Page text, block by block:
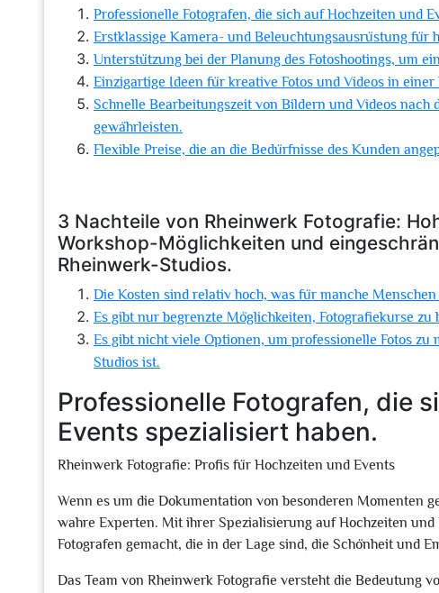
Professionelle Fotografen, die sich auf Hochzeiten und
Erstklassige Kamera- und Beleuchtungsausrüstung für
Unterstützung bei der Planung des Fotoshootings, um
Einzigartige Ideen für kreative Fotos und Videos in
Schnelle Bearbeitungszeit von Bildern und Videos nach
gewährleisten.
Flexible Preise, die an die Bedürfnisse des Kunden
3 Nachteile von Rheinwerk Fotografie:
Workshop-Möglichkeiten und
Rheinwerk-Studios.
Die Kosten sind relativ hoch, was für manche
Es gibt nur begrenzte Möglichkeiten, Fotografiekurse zu
Es gibt nicht viele Optionen, um professionelle Fotos
Studios ist.
Professionelle Fotografen, die
Events spezialisiert haben.
Rheinwerk Fotografie: Profis für Hochzeiten und Events
Wenn es um die Dokumentation von besonderen Momenten
wahre Experten. Mit ihrer Spezialisierung auf Hochzeiten
Fotografen gemacht, die in der Lage sind, die Schönheit und
Das Team von Rheinwerk Fotografie versteht die Bedeutung